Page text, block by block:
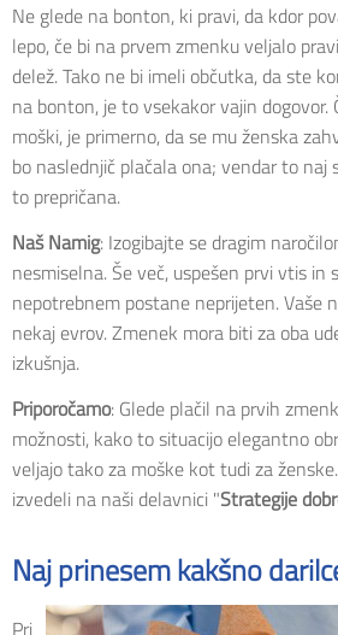
Ne glede na bonton, ki pravi, da kdor
lepo, če bi na prvem zmenku veljalo
delež. Tako ne bi imeli občutka, da ste
na bonton, je to vsekakor vajin dogovor.
moški, je primerno, da se mu ženska
bo naslednjič plačala ona; vendar to naj
to prepričana.
Naš Namig: Izogibajte se dragim
nesmiselna. Še več, uspešen prvi vtis in
nepotrebnem postane neprijeten. Vaše
nekaj evrov. Zmenek mora biti za oba
izkušnja.
Priporočamo: Glede plačil na prvih
možnosti, kako to situacijo elegantno
veljajo tako za moške kot tudi za
izvedeli na naši delavnici "Strategije
Naj prinesem kakšno
Pri